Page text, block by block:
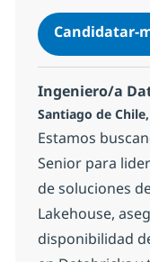
Candidatar-
Ingeniero/a
Localização
Santiago de
Estamos
Senior para
de soluciones
Lakehouse,
disponibilidad